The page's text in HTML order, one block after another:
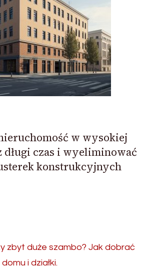
w wysokiej
czas i wyeliminować
konstrukcyjnych
zbyt duże szambo? Jak dobrać
i działki.